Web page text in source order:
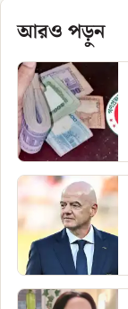
আরও পড়ুন